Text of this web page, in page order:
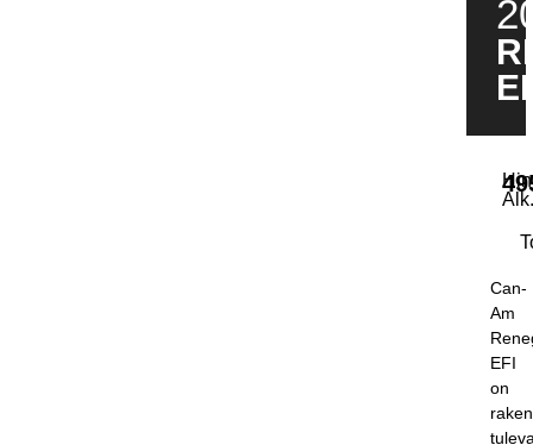
Can-
Am
EFI
on